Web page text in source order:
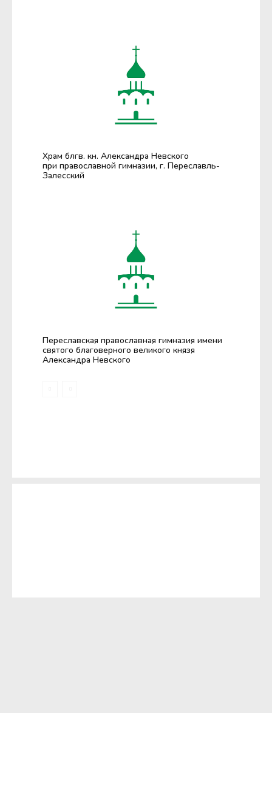
Храм блгв. кн. Александра Невского
при православной гимназии, г. Переславль-
Залесский
Переславская православная гимназия имени
святого благоверного великого князя
Александра Невского